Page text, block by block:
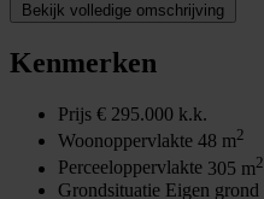
Bekijk volledige omschrijving
Kenmerken
Prijs € 295.000 k.k.
Woonoppervlakte 48 m2
Perceeloppervlakte 305 m2
Grondsituatie Eigen grond